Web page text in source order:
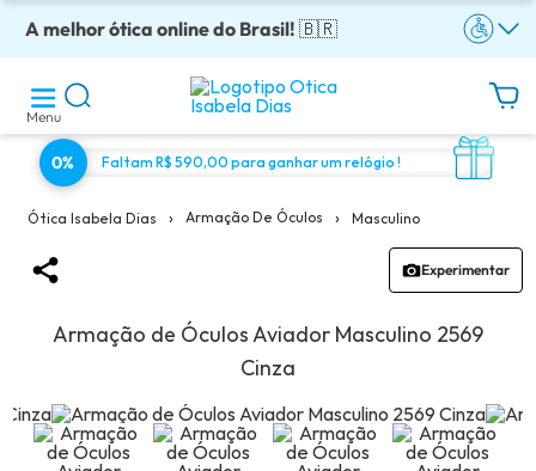
A melhor ótica online do Brasil!🇧🇷
Óculos completos armação + lentes a partir: R$199
Adquira em até 10x sem juros!
Enviamos para todo o Brasil!
Óculos de grau com preço justo!
Menu
0% Faltam R$ 590,00 para ganhar um relógio !
Ótica Isabela Dias › Armação De Óculos › Masculino
Experimentar
Armação de Óculos Aviador Masculino 2569
Cinza